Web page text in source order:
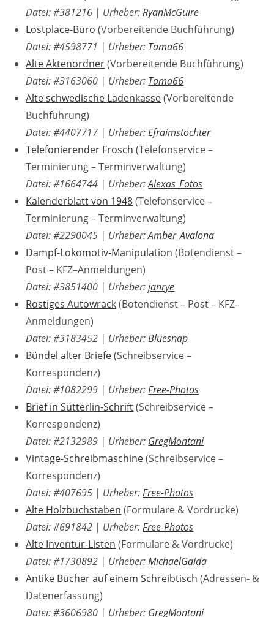
Datei: #381216 | Urheber:RyanMcGuire
Lostplace-Büro (Vorbereitende Buchführung)
Datei: #4598771 | Urheber: Tama66
Alte Aktenordner(Vorbereitende Buchführung)
Datei: #3163060 | Urheber: Tama66
Alte schwedische Ladenkasse(Vorbereitende
Buchführung)
Datei: #4407717 | Urheber:Efraimstochter
Telefonierender Frosch (Telefonservice –
Terminierung – Terminverwaltung)
Datei: #1664744 | Urheber:Alexas_Fotos
Kalenderblatt von 1948(Telefonservice –
Terminierung – Terminverwaltung)
Datei: #2290045 | Urheber:Amber_Avalona
Dampf-Lokomotiv-Manipulation (Botendienst –
Post – KFZ–Anmeldungen)
Datei: #3851400 | Urheber:janrye
Rostiges Autowrack(Botendienst – Post – KFZ–
Anmeldungen)
Datei: #3183452 | Urheber:Bluesnap
Bündel alter Briefe(Schreibservice –
Korrespondenz)
Datei: #1082299 | Urheber:Free-Photos
Brief in Sütterlin-Schrift(Schreibservice –
Korrespondenz)
Datei: #2132989 | Urheber: GregMontani
Vintage-Schreibmaschine(Schreibservice –
Korrespondenz)
Datei: #407695 | Urheber:Free-Photos
Alte Holzbuchstaben (Formulare & Vordrucke)
Datei: #691842 | Urheber:Free-Photos
Alte Inventur-Listen (Formulare & Vordrucke)
Datei: #1730892 | Urheber:MichaelGaida
Antike Bücher auf einem Schreibtisch (Adressen- &
Datenerfassung)
Datei: #3606980 | Urheber: GregMontani